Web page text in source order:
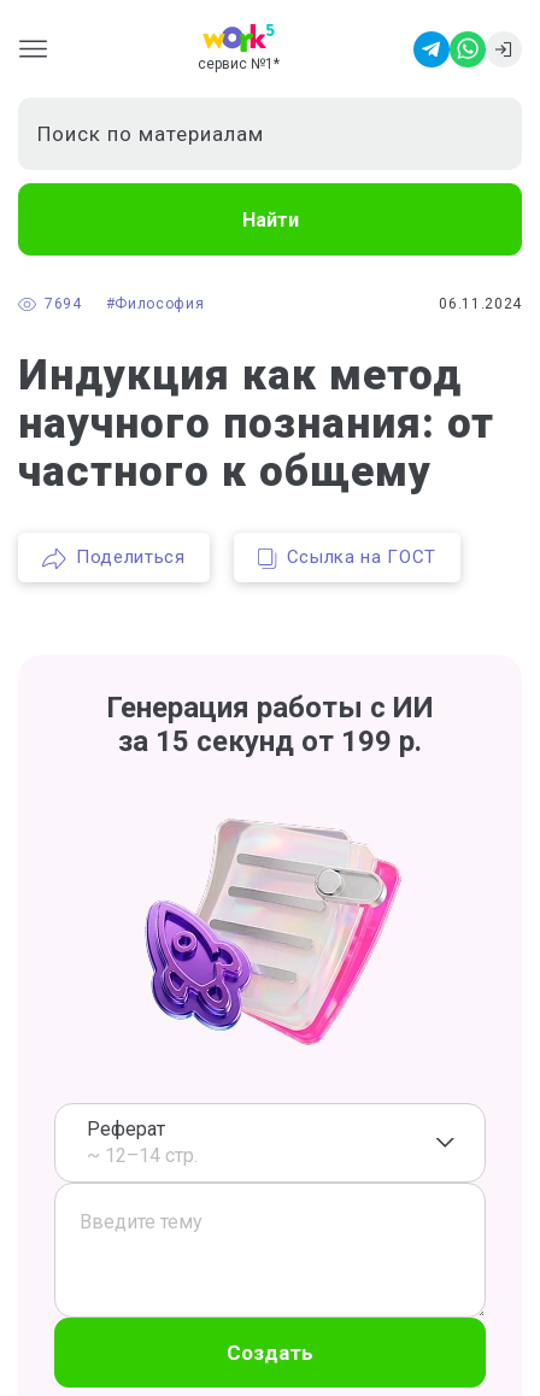
сервис №1 *
Найти
06.11.2024
#Философия
7694
Индукция как метод
научного познания: от
частного к общему
Поделиться Ссылка на ГОСТ
Генерация работы с ИИ
за 15 секунд от 199 р.
Реферат
~ 12–14 стр.
Создать